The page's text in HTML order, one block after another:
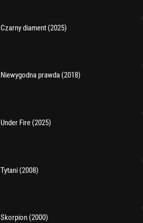
Czarny diament (2025)
Niewygodna prawda (2018)
Under Fire (2025)
Tytani (2008)
Skorpion (2000)